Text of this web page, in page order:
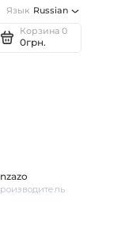
Язык Russian
Корзина 0
0грн.